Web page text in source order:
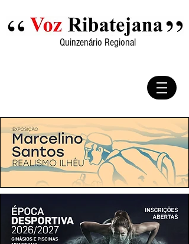
Quinzenário Regional